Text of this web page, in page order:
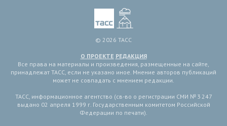
© 2026 ТАСС
О ПРОЕКТЕ РЕДАКЦИЯ
Все права на материалы и произведения, размещенные на сайте,
принадлежат ТАСС, если не указано иное. Мнение авторов публикаций
может не совпадать с мнением редакции.
ТАСС, информационное агентство (св-во о регистрации СМИ № 3 247
выдано 02 апреля 1999 г. Государственным комитетом Российской
Федерации по печати).